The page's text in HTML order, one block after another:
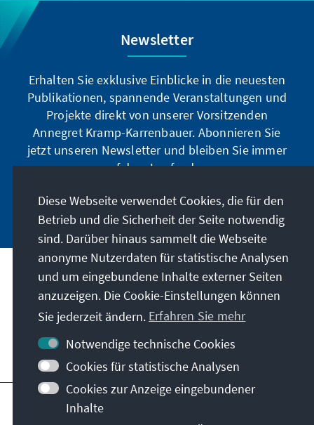
Newsletter
Erhalten Sie exklusive Einblicke in die neuesten
Publikationen, spannende Veranstaltungen und
Projekte direkt von unserer Vorsitzenden
Annegret Kramp-Karrenbauer. Abonnieren Sie
jetzt unseren Newsletter und bleiben Sie immer
auf dem Laufenden.
Jetzt abonnieren
Unser Auftrag
Kontakt
Weitere Angebote der Stiftung
Impressum
Datenschutz
Nutzungsbedingungen
Diese Webseite verwendet Cookies, die für den
Betrieb und die Sicherheit der Seite notwendig
sind. Darüber hinaus sammelt die Webseite
anonyme Nutzerdaten für statistische Analysen
und um eingebundene Inhalte externer Seiten
anzuzeigen. Die Cookie-Einstellungen können
Sie jederzeit ändern. Erfahren Sie mehr
Notwendige technische Cookies
Cookies für statistische Analysen
Cookies zur Anzeige eingebundener
Inhalte